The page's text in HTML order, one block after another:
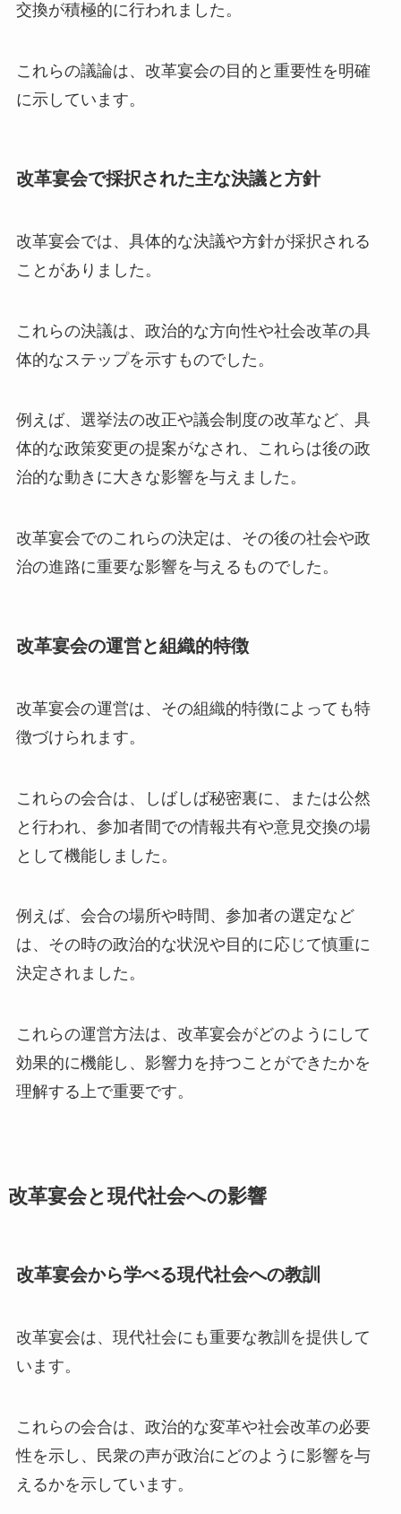
交換が積極的に行われました。
これらの議論は、改革宴会の目的と重要性を明確
に示しています。
改革宴会で採択された主な決議と方針
改革宴会では、具体的な決議や方針が採択される
ことがありました。
これらの決議は、政治的な方向性や社会改革の具
体的なステップを示すものでした。
例えば、選挙法の改正や議会制度の改革など、具
体的な政策変更の提案がなされ、これらは後の政
治的な動きに大きな影響を与えました。
改革宴会でのこれらの決定は、その後の社会や政
治の進路に重要な影響を与えるものでした。
改革宴会の運営と組織的特徴
改革宴会の運営は、その組織的特徴によっても特
徴づけられます。
これらの会合は、しばしば秘密裏に、または公然
と行われ、参加者間での情報共有や意見交換の場
として機能しました。
例えば、会合の場所や時間、参加者の選定など
は、その時の政治的な状況や目的に応じて慎重に
決定されました。
これらの運営方法は、改革宴会がどのようにして
効果的に機能し、影響力を持つことができたかを
理解する上で重要です。
改革宴会と現代社会への影響
改革宴会から学べる現代社会への教訓
改革宴会は、現代社会にも重要な教訓を提供して
います。
これらの会合は、政治的な変革や社会改革の必要
性を示し、民衆の声が政治にどのように影響を与
えるかを示しています。